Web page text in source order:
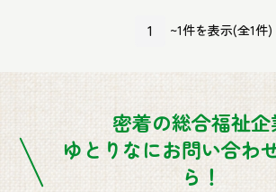
1 ~1件を表示(全1件)
密着の総合福祉企
ゆとりなにお問い合わ
ら！